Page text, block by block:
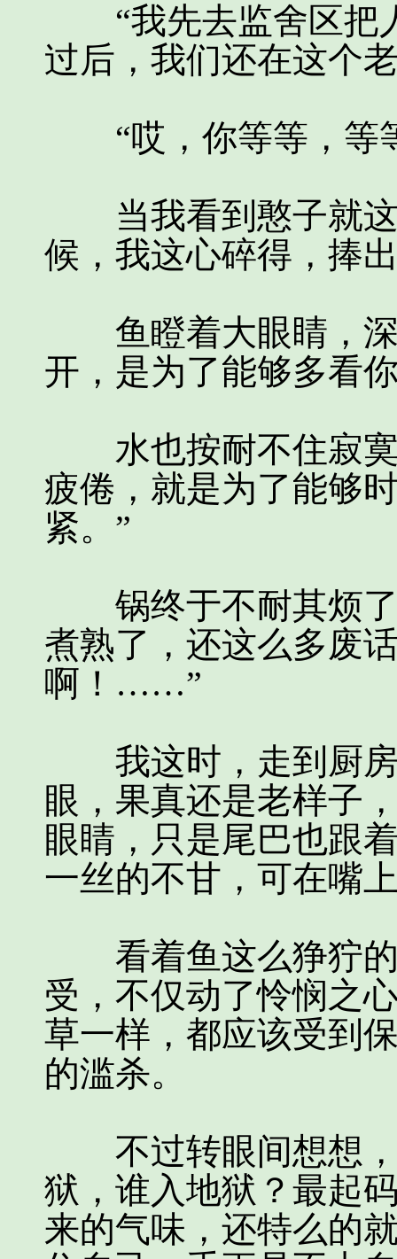
“我先去监舍区把
过后，我们还在这个
“哎，你等等，等
当我看到憨子就这
候，我这心碎得，捧
鱼瞪着大眼睛，深
开，是为了能够多看
水也按耐不住寂寞
疲倦，就是为了能够
紧。”
锅终于不耐其烦了
煮熟了，还这么多废
啊！……”
我这时，走到厨房
眼，果真还是老样子
眼睛，只是尾巴也跟
一丝的不甘，可在嘴
看着鱼这么狰狞的
受，不仅动了怜悯之
草一样，都应该受到
的滥杀。
不过转眼间想想，
狱，谁入地狱？最起
来的气味，还特么的